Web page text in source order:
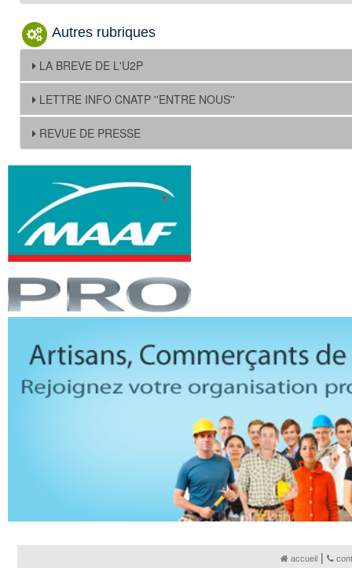
Autres rubriques
LA BREVE DE L'U2P
LETTRE INFO CNATP ''ENTRE NOUS''
REVUE DE PRESSE
accueil|